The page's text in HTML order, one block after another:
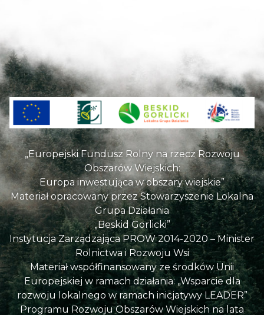
„Europejski Fundusz Rolny na rzecz Rozwoju
Obszarów Wiejskich:
Europa inwestująca w obszary wiejskie”
Materiał opracowany przez Stowarzyszenie Lokalna
Grupa Działania
„Beskid Gorlicki”
Instytucja Zarządzająca PROW 2014-2020 – Minister
Rolnictwa i Rozwoju Wsi
Materiał współfinansowany ze środków Unii
Europejskiej w ramach działania: „Wsparcie dla
rozwoju lokalnego w ramach inicjatywy LEADER”
Programu Rozwoju Obszarów Wiejskich na lata